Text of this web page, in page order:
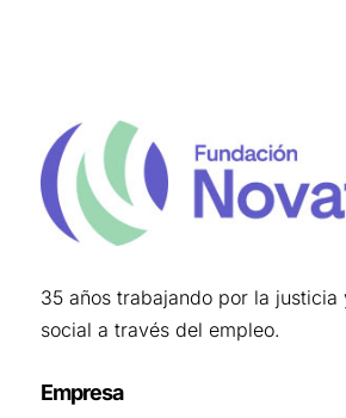
35 años trabajando por la justicia
social a través del empleo.
Empresa